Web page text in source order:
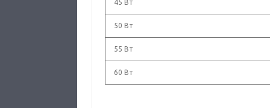
45 Вт
50 Вт
55 Вт
60 Вт